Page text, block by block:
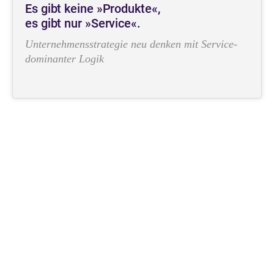
Es gibt keine »Produkte«,
es gibt nur »Service«.
Unternehmensstrategie neu denken mit Service-
dominanter Logik